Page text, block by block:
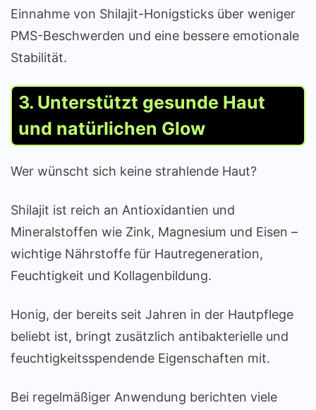
Einnahme von Shilajit-Honigsticks über weniger
PMS-Beschwerden und eine bessere emotionale
Stabilität.
3. Unterstützt gesunde Haut
und natürlichen Glow
Wer wünscht sich keine strahlende Haut?
Shilajit ist reich an Antioxidantien und
Mineralstoffen wie Zink, Magnesium und Eisen –
wichtige Nährstoffe für Hautregeneration,
Feuchtigkeit und Kollagenbildung.
Honig, der bereits seit Jahren in der Hautpflege
beliebt ist, bringt zusätzlich antibakterielle und
feuchtigkeitsspendende Eigenschaften mit.
Bei regelmäßiger Anwendung berichten viele